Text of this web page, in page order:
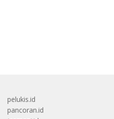
pelukis.id
pancoran.id